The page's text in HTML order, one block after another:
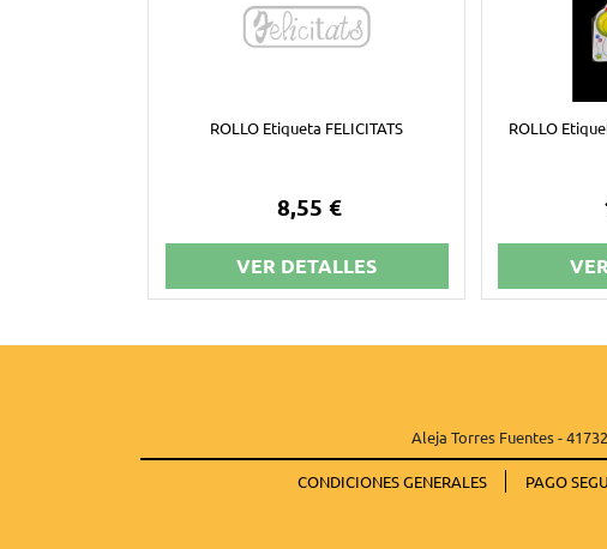
ROLLO Etiqueta FELICITATS
8,55 €
VER DETALLES
ROLLO
Aleja Torres Fuentes -
CONDICIONES GENERALES PAGO